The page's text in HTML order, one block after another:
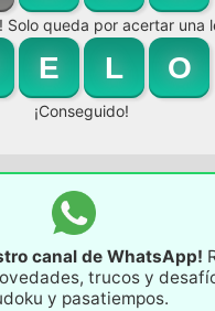
Solo queda por acertar una
E L O
¡Conseguido!
canal de WhatsApp!
trucos y
y pasatiempos.